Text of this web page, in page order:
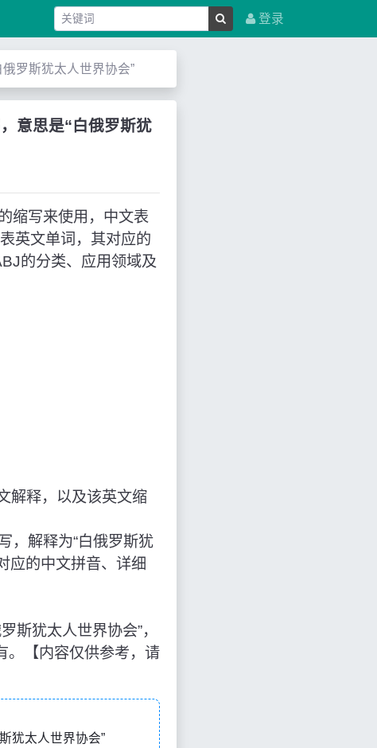
登录
罗斯犹太人世界协会”
意思是“白俄罗斯犹
缩写来使用，中文表
英文单词，其对应的
的分类、应用领域及
解释，以及该英文缩
，解释为“白俄罗斯犹
应的中文拼音、详细
斯犹太人世界协会”，
。【内容仅供参考，请
犹太人世界协会”